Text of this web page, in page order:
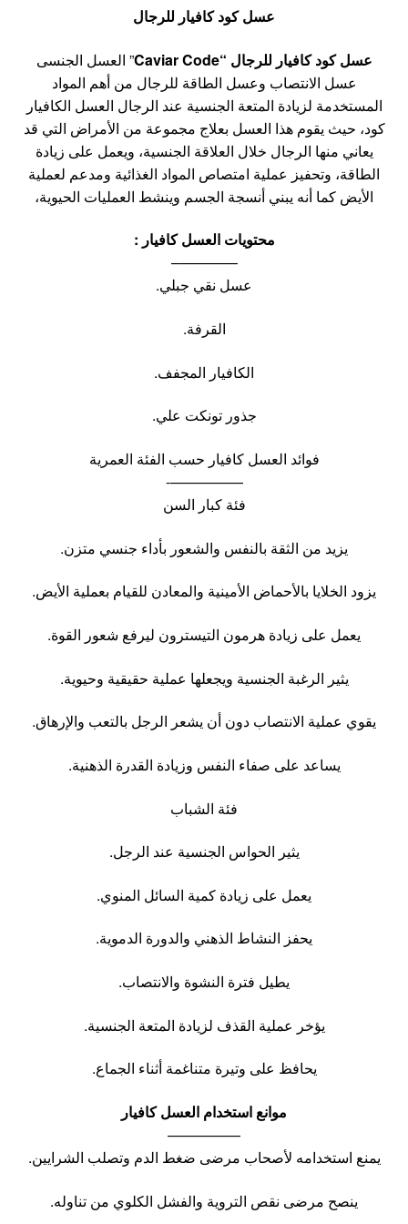
عسل كود كافيار للرجال
عسل كود كافيار للرجال “Caviar Code
” العسل الجنسى
عسل الانتصاب وعسل الطاقة للرجال من أهم المواد
المستخدمة لزيادة المتعة الجنسية عند الرجال العسل الكافيار
كود، حيث يقوم هذا العسل بعلاج مجموعة من الأمراض التي قد
يعاني منها الرجال خلال العلاقة الجنسية، ويعمل على زيادة
الطاقة، وتحفيز عملية امتصاص المواد الغذائية ومدعم لعملية
الأيض كما أنه يبني أنسجة الجسم وينشط العمليات الحيوية،
محتويات العسل كافيار :
————–
عسل نقي جبلي.
القرفة.
الكافيار المجفف.
جذور تونكت علي.
فوائد العسل كافيار حسب الفئة العمرية
—————-
فئة كبار السن
يزيد من الثقة بالنفس والشعور بأداء جنسي متزن.
يزود الخلايا بالأحماض الأمينية والمعادن للقيام بعملية الأيض.
يعمل على زيادة هرمون التيسترون ليرفع شعور القوة.
يثير الرغبة الجنسية ويجعلها عملية حقيقية وحيوية.
يقوي عملية الانتصاب دون أن يشعر الرجل بالتعب والإرهاق.
يساعد على صفاء النفس وزيادة القدرة الذهنية.
فئة الشباب
يثير الحواس الجنسية عند الرجل.
يعمل على زيادة كمية السائل المنوي.
يحفز النشاط الذهني والدورة الدموية.
يطيل فترة النشوة والانتصاب.
يؤخر عملية القذف لزيادة المتعة الجنسية.
يحافظ على وتيرة متناغمة أثناء الجماع.
موانع استخدام العسل كافيار
—————
يمنع استخدامه لأصحاب مرضى ضغط الدم وتصلب الشرايين.
ينصح مرضى نقص التروية والفشل الكلوي من تناوله.